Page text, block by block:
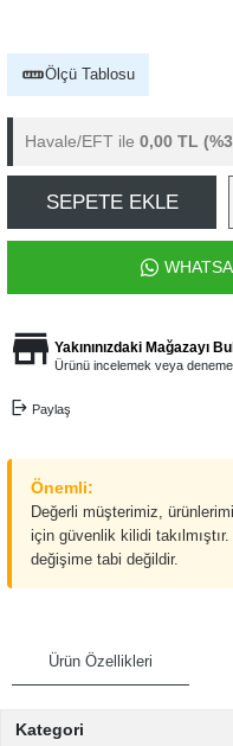
Ölçü Tablosu
Havale/EFT ile 0,00 TL
SEPETE EKLE
Yakınınızdaki Mağazayı
Ürünü incelemek veya
Paylaş
Önemli:
Değerli müşterimiz,
için güvenlik kilidi
değişime tabi değildir.
Ürün Özellikleri
Kategori